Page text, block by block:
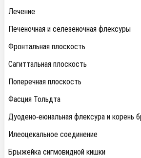
Лечение
Печеночная и селезеночная флексуры
Фронтальная плоскость
Сагиттальная плоскость
Поперечная плоскость
Фасция Тольдта
Дуодено-еюнальная флексура и корень
Илеоцекальное соединение
Брыжейка сигмовидной кишки